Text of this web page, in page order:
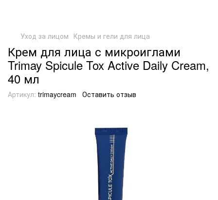
Уход за лицом Кремы и гели для лица
Крем для лица с микроиглами
Trimay Spicule Tox Active Daily Cream,
40 мл
Артикул: trimaycream Оставить отзыв